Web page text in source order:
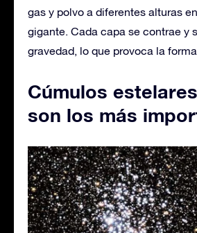
gas y polvo a diferentes alturas
gigante. Cada capa se contrae y
gravedad, lo que provoca la
Cúmulos
son los más